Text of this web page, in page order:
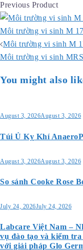
Previous Product
Môi trường vi sinh M
Post
navigation
Môi trường vi sinh M
Môi trường vi sinh
You might also
August 3, 2026August 3, 2026
Túi Ủ Kỵ Khí
August 3, 2026August 3, 2026
So sánh Cooke Rose
July 24, 2026July 24, 2026
Labcare Việt Nam –
vụ đào tạo và kiểm
với giải pháp Glo